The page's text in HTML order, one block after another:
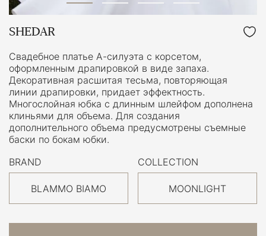
SHEDAR
Свадебное платье А-силуэта с корсетом,
оформленным драпировкой в виде запаха.
Декоративная расшитая тесьма, повторяющая
линии драпировки, придает эффектность.
Многослойная юбка с длинным шлейфом дополнена
клиньями для объема. Для создания
дополнительного объема предусмотрены съемные
баски по бокам юбки.
BRAND
BLAMMO BIAMO
COLLECTION
MOONLIGHT